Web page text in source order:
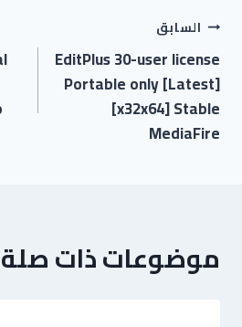
السابق
EditPlus 30-user license
Portable only [Latest]
[x32x64] Stable
MediaFire
موضوعات ذات صلة